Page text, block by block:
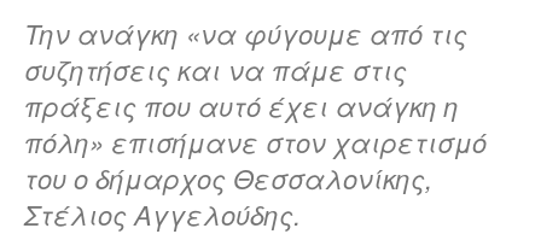
Την ανάγκη «να φύγουμε από τις
συζητήσεις και να πάμε στις
πράξεις που αυτό έχει ανάγκη η
πόλη» επισήμανε στον χαιρετισμό
του ο δήμαρχος Θεσσαλονίκης,
Στέλιος Αγγελούδης.